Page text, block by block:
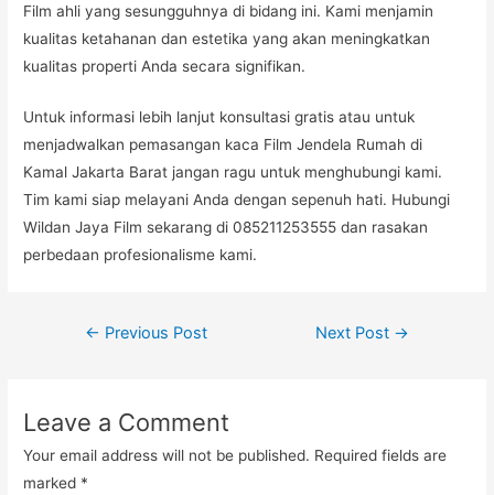
Film ahli yang sesungguhnya di bidang ini. Kami menjamin
kualitas ketahanan dan estetika yang akan meningkatkan
kualitas properti Anda secara signifikan.
Untuk informasi lebih lanjut konsultasi gratis atau untuk
menjadwalkan pemasangan kaca Film Jendela Rumah di
Kamal Jakarta Barat jangan ragu untuk menghubungi kami.
Tim kami siap melayani Anda dengan sepenuh hati. Hubungi
Wildan Jaya Film sekarang di 085211253555 dan rasakan
perbedaan profesionalisme kami.
Post
← Previous Post Next Post →
Leave a Comment
Your email address will not be published. Required fields are
marked *